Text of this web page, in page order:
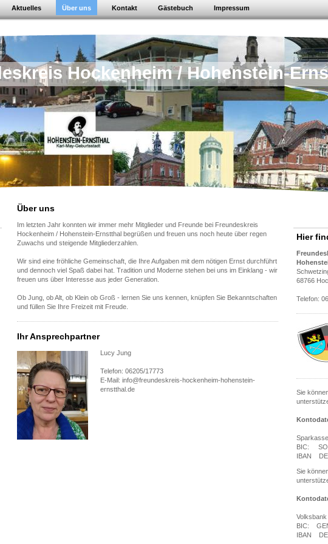
Aktuelles Über uns Kontakt Gästebuch Impressum
Hockenheim / Hohenstein-
Über uns
Im letzten Jahr konnten wir immer mehr Mitglieder und Freunde bei Freundeskreis
Hockenheim / Hohenstein-Ernstthal begrüßen und freuen uns noch heute über regen
Zuwachs und steigende Mitgliederzahlen.
Wir sind eine fröhliche Gemeinschaft, die Ihre Aufgaben mit dem nötigen Ernst durchführt
und dennoch viel Spaß dabei hat. Tradition und Moderne stehen bei uns im Einklang - wir
freuen uns über Interesse aus jeder Generation.
Ob Jung, ob Alt, ob Klein ob Groß - lernen Sie uns kennen, knüpfen Sie Bekanntschaften
und füllen Sie Ihre Freizeit mit Freude.
Ihr Ansprechpartner
Lucy Jung
Telefon: 06205/17773
E-Mail: info@freundeskreis-hockenheim-hohenstein-
ernstthal.de
Hier
68766
Telefon:
Sie
BIC:
IBAN
Sie
BIC:
IBAN